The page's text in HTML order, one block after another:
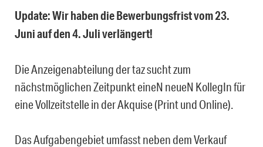
Update: Wir haben die Bewerbungsfrist vom 23.
Juni auf den 4. Juli verlängert!
Die Anzeigenabteilung der taz sucht zum
nächstmöglichen Zeitpunkt eineN neueN KollegIn für
eine Vollzeitstelle in der Akquise (Print und Online).
Das Aufgabengebiet umfasst neben dem Verkauf